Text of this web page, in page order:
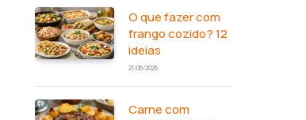
O que fazer com
frango cozido? 12
ideias
21/06/2026
Carne com